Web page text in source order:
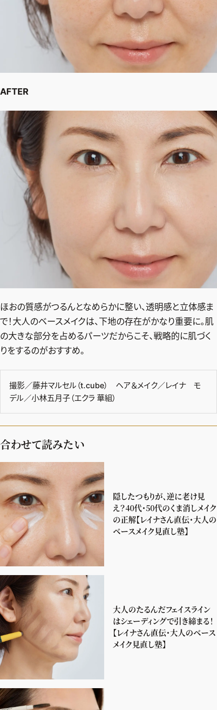
AFTER
ほおの質感がつるんとなめらかに整い、透明感と立体感ま
で！大人のベースメイクは、下地の存在がかなり重要に。肌
の大きな部分を占めるパーツだからこそ、戦略的に肌づく
りをするのがおすすめ。
撮影／藤井マルセル（t.cube） ヘア＆メイク／レイナ モ
デル／小林五月子（エクラ 華組）
合わせて読みたい
隠したつもりが、逆に老け見
え？40代・50代のくま消しメイク
の正解【レイナさん直伝・大人の
ベースメイク見直し塾】
大人のたるんだフェイスライン
はシェーディングで引き締まる！
【レイナさん直伝・大人のベース
メイク見直し塾】